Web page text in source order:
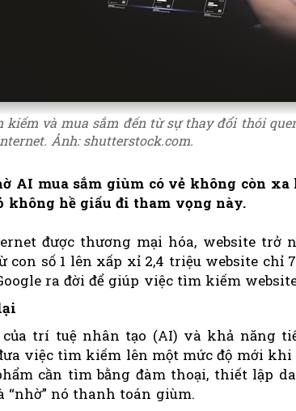
kiếm và mua sắm đến từ sự thay đổi thói
Ảnh: shutterstock.com.
AI mua sắm giùm có vẻ không còn
không hề giấu đi tham vọng này.
được thương mại hóa, website trở
con số 1 lên xấp xỉ 2,4 triệu website chỉ
ra đời để giúp việc tìm kiếm
trí tuệ nhân tạo (AI) và khả năng
việc tìm kiếm lên một mức độ mới
cần tìm bằng đàm thoại, thiết lập
nó thanh toán giùm.